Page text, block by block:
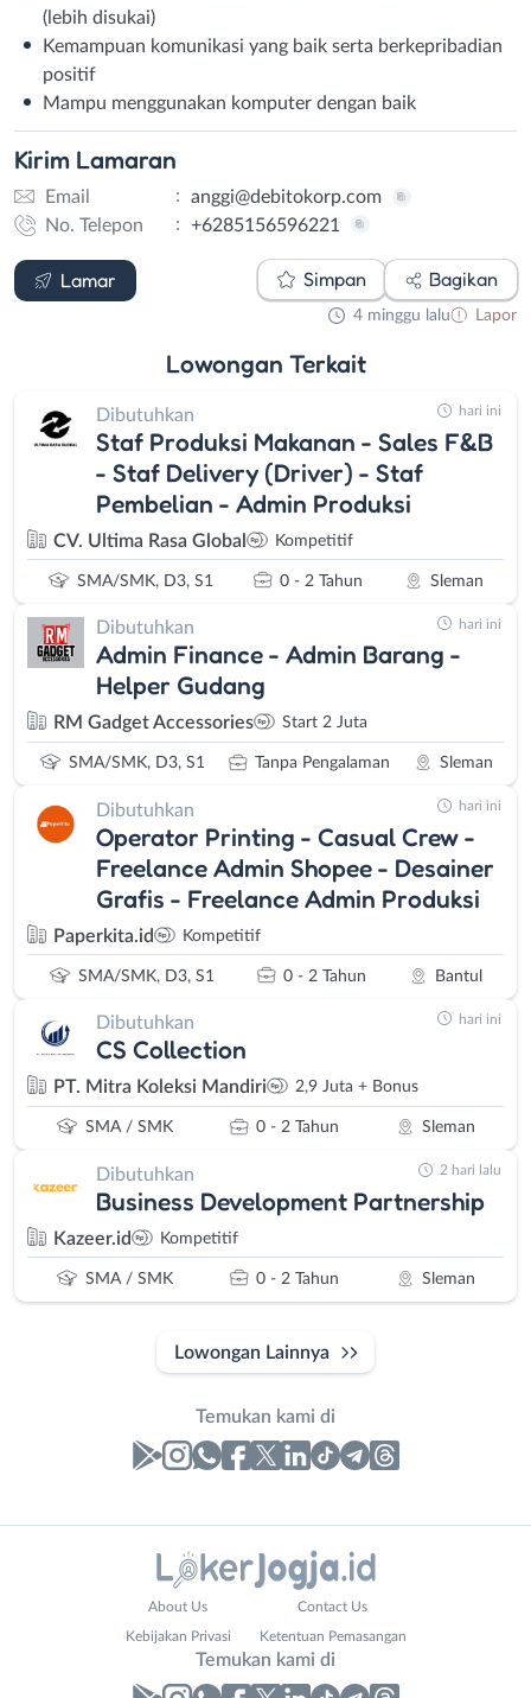
(lebih disukai)
Kemampuan komunikasi yang baik serta berkepribadian
positif
Mampu menggunakan komputer dengan baik
Kirim Lamaran
Email :
anggi@debitokorp.com
No. Telepon
: +6285156596221
Lamar
Email WhatsApp
Simpan Bagikan
4 minggu lalu Lapor
Lowongan Terkait
Dibutuhkan
Staf Produksi Makanan - Sales F&B
- Staf Delivery (Driver) - Staf
Pembelian - Admin Produksi
CV. Ultima Rasa Global Kompetitif
SMA/SMK, D3, S1 0 - 2 Tahun Sleman
hari ini
Dibutuhkan
Admin Finance - Admin Barang -
Helper Gudang
RM Gadget Accessories Start 2 Juta
SMA/SMK, D3, S1 Tanpa Pengalaman Sleman
hari ini
Dibutuhkan
Operator Printing - Casual Crew -
Freelance Admin Shopee - Desainer
Grafis - Freelance Admin Produksi
Paperkita.id Kompetitif
SMA/SMK, D3, S1 0 - 2 Tahun Bantul
hari ini
Dibutuhkan
CS Collection
PT. Mitra Koleksi Mandiri 2,9 Juta + Bonus
SMA / SMK 0 - 2 Tahun Sleman
hari ini
Dibutuhkan
Business Development Partnership
Kazeer.id Kompetitif
SMA / SMK 0 - 2 Tahun Sleman
2 hari lalu
Lowongan Lainnya
Temukan kami di
About Us Contact Us
Kebijakan Privasi Ketentuan Pemasangan
Temukan kami di